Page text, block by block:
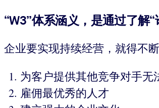
“W3”体系涵义，是通过了解“
企业要实现持续经营，就得不
为客户提供其他竞争对手无
雇佣最优秀的人才